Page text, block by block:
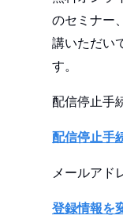
のセミナー
講いただい
す。
配信停止手
配信停止手
メールアド
登録情報を